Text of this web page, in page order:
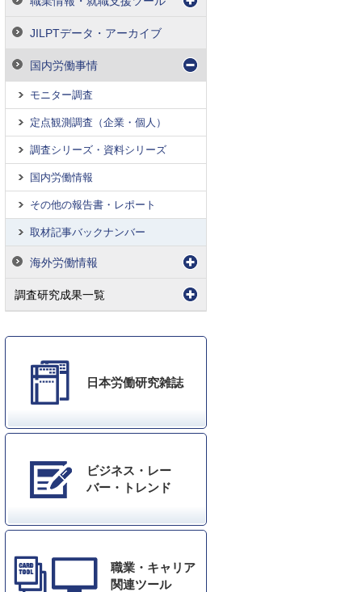
JILPTデータ・アーカイブ
国内労働事情
モニター調査
定点観測調査（企業・個人）
調査シリーズ・資料シリーズ
国内労働情報
その他の報告書・レポート
取材記事バックナンバー
海外労働情報
調査研究成果一覧
日本労働研究雑誌
ビジネス・レー
バー・トレンド
職業・キャリア
関連ツール